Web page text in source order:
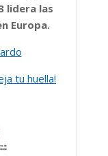
lidera las
Europa.
tu huella!